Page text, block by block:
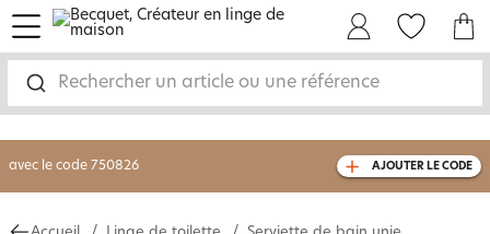
Rechercher un article ou une référence
menu
-30% sur votre commandedès 2 articles
livraison GRATUITEdès 110€ d'achat
avec le code 750826 AJOUTER LE CODE